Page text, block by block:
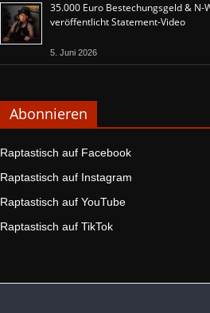
35.000 Euro Bestechungsgeld & N-
veröffentlicht Statement-Video
5. Juni 2026
Abonnieren
Raptastisch auf Facebook
Raptastisch auf Instagram
Raptastisch auf YouTube
Raptastisch auf TikTok